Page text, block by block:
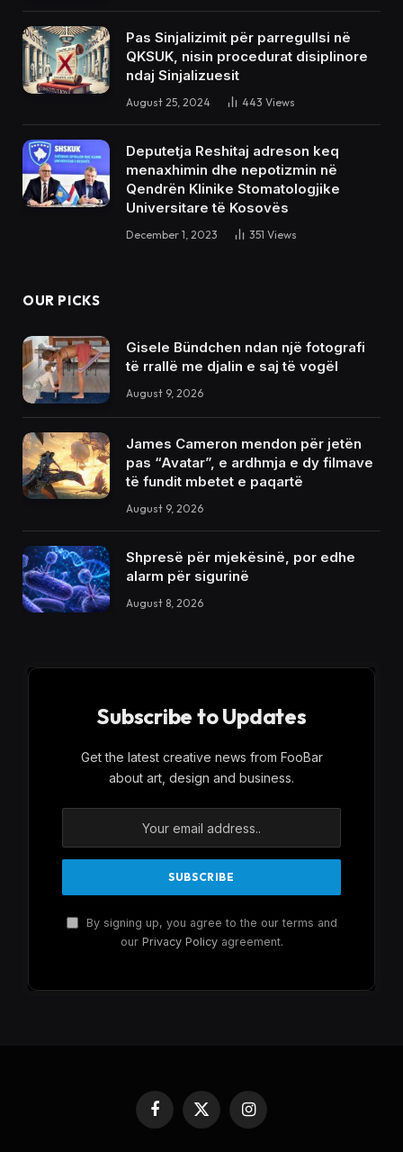
Pas Sinjalizimit për parregullsi në
QKSUK, nisin procedurat disiplinore
ndaj Sinjalizuesit
August 25, 2024 443 Views
Deputetja Reshitaj adreson keq
menaxhimin dhe nepotizmin në
Qendrën Klinike Stomatologjike
Universitare të Kosovës
December 1, 2023 351 Views
OUR PICKS
Gisele Bündchen ndan një fotografi
të rrallë me djalin e saj të vogël
August 9, 2026
James Cameron mendon për jetën
pas “Avatar”, e ardhmja e dy filmave
të fundit mbetet e paqartë
August 9, 2026
Shpresë për mjekësinë, por edhe
alarm për sigurinë
August 8, 2026
Subscribe to Updates
Get the latest creative news from FooBar
about art, design and business.
By signing up, you agree to the our terms and
our Privacy Policyagreement.
Facebook
X
Instagram